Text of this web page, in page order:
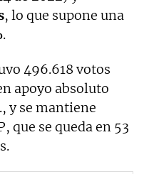
, lo que supone una
.
496.618 votos
apoyo absoluto
y se mantiene
que se queda en 53